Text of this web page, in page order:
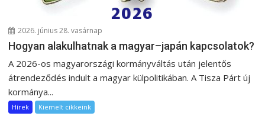
2026. június 28. vasárnap
Hogyan alakulhatnak a magyar–japán kapcsolatok?
A 2026-os magyarországi kormányváltás után jelentős
átrendeződés indult a magyar külpolitikában. A Tisza Párt új
kormánya...
Hírek Kiemelt cikkeink